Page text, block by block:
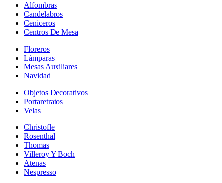
Alfombras
Candelabros
Ceniceros
Centros De Mesa
Floreros
Lámparas
Mesas Auxiliares
Navidad
Objetos Decorativos
Portaretratos
Velas
Christofle
Rosenthal
Thomas
Villeroy Y Boch
Atenas
Nespresso